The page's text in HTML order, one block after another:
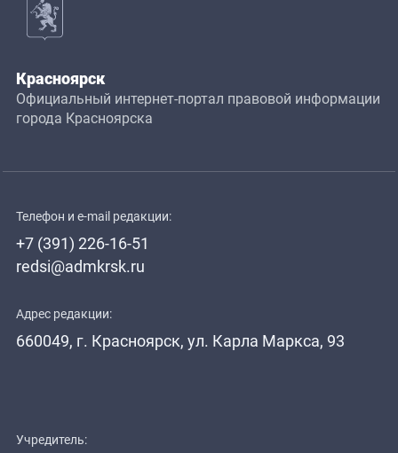
Красноярск
Официальный интернет-портал правовой информации
города Красноярска
Телефон и e-mail редакции:
+7 (391) 226-16-51
redsi@admkrsk.ru
Адрес редакции:
660049, г. Красноярск, ул. Карла Маркса, 93
Учредитель: